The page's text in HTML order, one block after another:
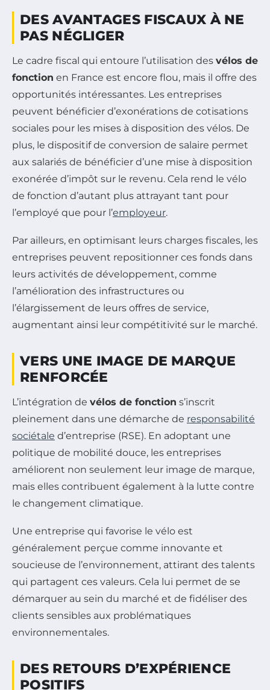
DES AVANTAGES FISCAUX À NE
PAS NÉGLIGER
Le cadre fiscal qui entoure l’utilisation des vélos de
fonction en France est encore flou, mais il offre des
opportunités intéressantes. Les entreprises
peuvent bénéficier d’exonérations de cotisations
sociales pour les mises à disposition des vélos. De
plus, le dispositif de conversion de salaire permet
aux salariés de bénéficier d’une mise à disposition
exonérée d’impôt sur le revenu. Cela rend le vélo
de fonction d’autant plus attrayant tant pour
l’employé que pour l’employeur.
Par ailleurs, en optimisant leurs charges fiscales, les
entreprises peuvent repositionner ces fonds dans
leurs activités de développement, comme
l’amélioration des infrastructures ou
l’élargissement de leurs offres de service,
augmentant ainsi leur compétitivité sur le marché.
VERS UNE IMAGE DE MARQUE
RENFORCÉE
L’intégration de vélos de fonction s’inscrit
pleinement dans une démarche de responsabilité
sociétale d’entreprise (RSE). En adoptant une
politique de mobilité douce, les entreprises
améliorent non seulement leur image de marque,
mais elles contribuent également à la lutte contre
le changement climatique.
Une entreprise qui favorise le vélo est
généralement perçue comme innovante et
soucieuse de l’environnement, attirant des talents
qui partagent ces valeurs. Cela lui permet de se
démarquer au sein du marché et de fidéliser des
clients sensibles aux problématiques
environnementales.
DES RETOURS D’EXPÉRIENCE
POSITIFS